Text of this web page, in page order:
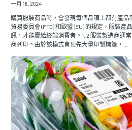
一月 18, 2024
購買服裝商品時，會發現每個品項上都有產
貿易委員會 (FTC) 和歐盟 (EU) 的規定，服裝
訊，才能賣給終端消費者。1, 2 服裝製造商通
商列印。由於該模式會預先大量印製標籤，…